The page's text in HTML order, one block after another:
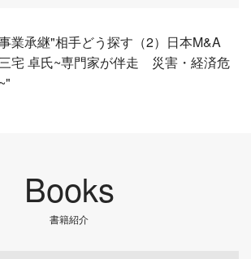
業承継"相手どう探す（2）日本M&A
宅 卓氏~専門家が伴走 災害・経済危
Books
書籍紹介